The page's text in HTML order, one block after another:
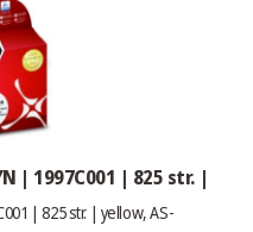
| 1997C001 | 825 str. |
| 825 str. | yellow, AS-